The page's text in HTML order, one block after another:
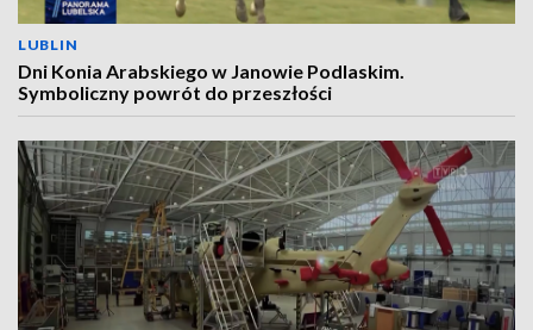
LUBLIN
Dni Konia Arabskiego w Janowie Podlaskim.
Symboliczny powrót do przeszłości